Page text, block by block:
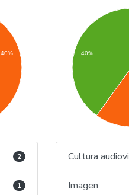
40%
2
1
40%
Cultura
Imagen